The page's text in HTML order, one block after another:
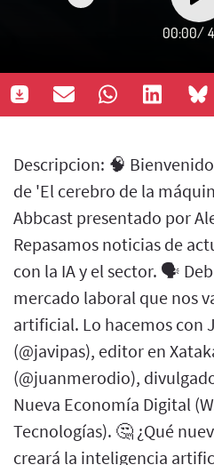
00:00/
Descripcion: 🧠
de 'El cerebro de la
Abbcast presentado por
Repasamos noticias de
con la IA y el sector. 🗣️
mercado laboral que nos
artificial. Lo hacemos con
(@javipas), editor en
(@juanmerodio),
Nueva Economía Digital
Tecnologías). 🤔 ¿Qué
creará la inteligencia